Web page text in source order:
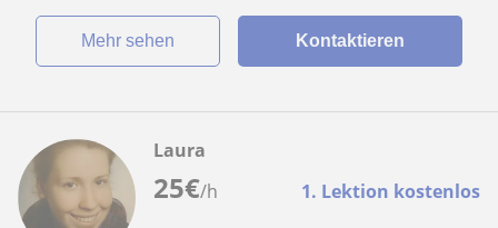
Mehr sehen Kontaktieren
25€/h 1. Lektion kostenlos
Laura